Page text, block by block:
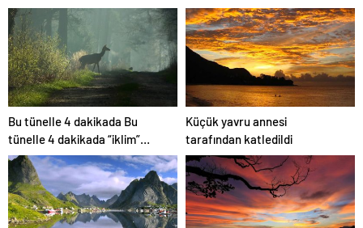
Bu tünelle 4 dakikada Bu
tünelle 4 dakikada “iklim”
değişecek
Küçük yavru annesi
tarafından katledildi